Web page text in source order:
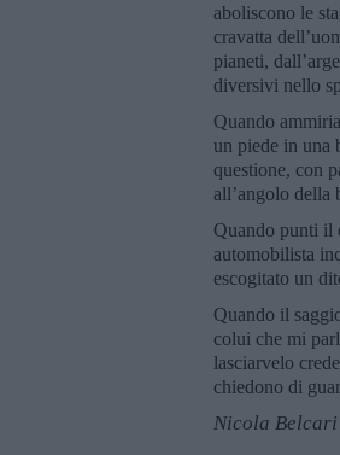
aboliscono le
cravatta
pianeti,
diversivi nello
Quando
un piede in una
questione, con
all’angolo della
Quando punti il
automobilista
escogitato un
Quando il
colui che mi
lasciarvelo
chiedono di
Nicola Belcari